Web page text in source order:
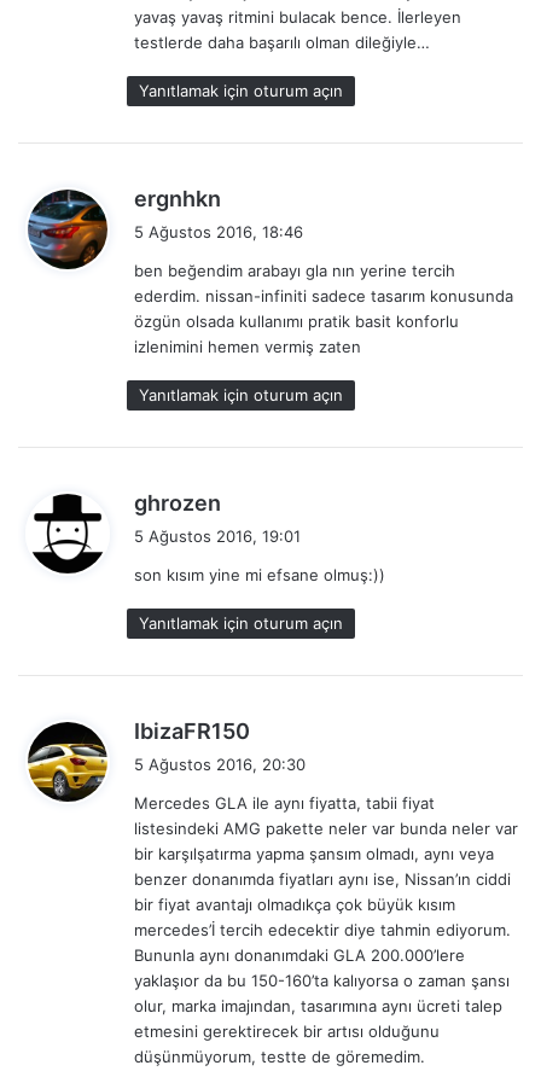
yavaş yavaş ritmini bulacak bence. İlerleyen
testlerde daha başarılı olman dileğiyle…
Yanıtlamak için oturum açın
ergnhkn
i
k
i
5 Ağustos 2016, 18:46
ben beğendim arabayı gla nın yerine tercih
ederdim. nissan-infiniti sadece tasarım konusunda
özgün olsada kullanımı pratik basit konforlu
izlenimini hemen vermiş zaten
Yanıtlamak için oturum açın
ghrozen
i
k
i
5 Ağustos 2016, 19:01
son kısım yine mi efsane olmuş:))
Yanıtlamak için oturum açın
IbizaFR150
k
i
5 Ağustos 2016, 20:30
Mercedes GLA ile aynı fiyatta, tabii fiyat
listesindeki AMG pakette neler var bunda neler var
bir karşılşatırma yapma şansım olmadı, aynı veya
benzer donanımda fiyatları aynı ise, Nissan’ın ciddi
bir fiyat avantajı olmadıkça çok büyük kısım
mercedes’İ tercih edecektir diye tahmin ediyorum.
Bununla aynı donanımdaki GLA 200.000’lere
yaklaşıor da bu 150-160’ta kalıyorsa o zaman şansı
olur, marka imajından, tasarımına aynı ücreti talep
etmesini gerektirecek bir artısı olduğunu
düşünmüyorum, testte de göremedim.